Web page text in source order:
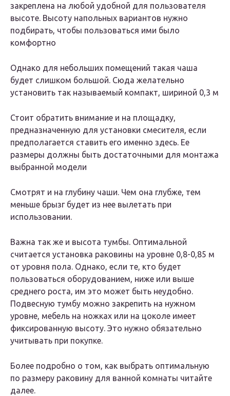
закреплена на любой удобной для пользователя
высоте. Высоту напольных вариантов нужно
подбирать, чтобы пользоваться ими было
комфортно
Однако для небольших помещений такая чаша
будет слишком большой. Сюда желательно
установить так называемый компакт, шириной 0,3 м
Стоит обратить внимание и на площадку,
предназначенную для установки смесителя, если
предполагается ставить его именно здесь. Ее
размеры должны быть достаточными для монтажа
выбранной модели
Смотрят и на глубину чаши. Чем она глубже, тем
меньше брызг будет из нее вылетать при
использовании.
Важна так же и высота тумбы. Оптимальной
считается установка раковины на уровне 0,8-0,85 м
от уровня пола. Однако, если те, кто будет
пользоваться оборудованием, ниже или выше
среднего роста, им это может быть неудобно.
Подвесную тумбу можно закрепить на нужном
уровне, мебель на ножках или на цоколе имеет
фиксированную высоту. Это нужно обязательно
учитывать при покупке.
Более подробно о том, как выбрать оптимальную
по размеру раковину для ванной комнаты читайте
далее.